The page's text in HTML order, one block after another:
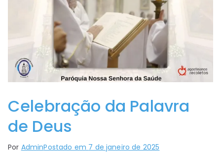
Celebração da Palavra
de Deus
Por AdminPostado em 7 de janeiro de 2025